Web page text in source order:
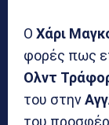
Ο Χάρι
φορές πως
Ολντ
του στην
του